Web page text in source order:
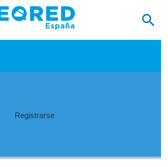
Registrarse